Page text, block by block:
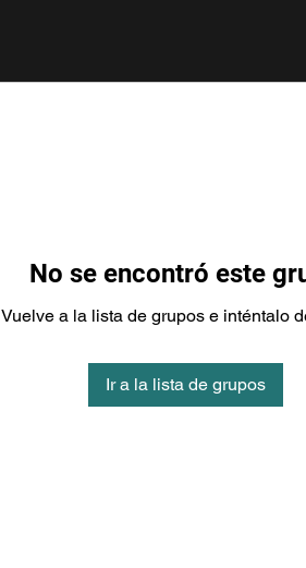
No se encontró este
Vuelve a la lista de grupos e inténtalo
Ir a la lista de grupos